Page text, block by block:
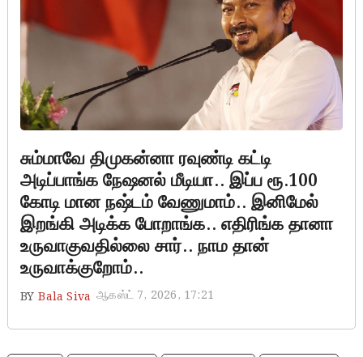
சும்மாவே திமுகன்னா ரவுண்டி கட்டி
அடிப்பாங்க நேஷனல் மீடியா.. இப்ப ரூ.100
கோடி மான நஷ்டம் வேணுமாம்.. இனிமேல்
இறங்கி அடிக்க போறாங்க.. எதிரிங்க தானா
உருவாகுவதில்லை சார்.. நாம தான்
உருவாக்குறோம்..
BY Bala Siva ஆகஸ்ட் 7, 2026, 17:21